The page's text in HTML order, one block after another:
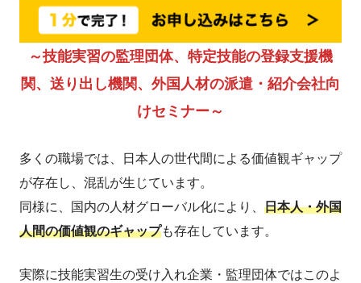
～技能実習の監理団体、特定技能の登録支援機
関、送り出し機関、外国人材の派遣・紹介会社向
けセミナー～
多くの職場では、日本人の世代間による価値観ギャップ
が存在し、混乱が生じています。
同様に、国内の人材グローバル化により、 日本人・外国
人間の価値観のギャップも存在しています。
実際に技能実習生の受け入れ企業・監理団体ではこのよ